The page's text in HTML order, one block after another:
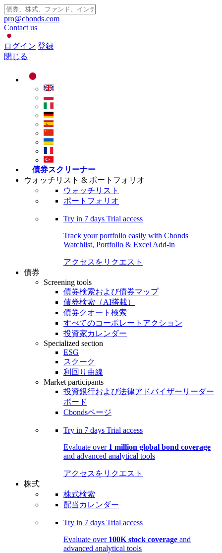
pro@cbonds.com
Contact us
ログイン 登録
閉じる
債券スクリーナー
ウォッチリスト & ポートフォリオ
ウォッチリスト
ポートフォリオ
Try in 7 days Trial access
Track your portfolio easily with Cbonds
Watchlist, Portfolio & Excel Add-in
アクセスをリクエスト
債券
Screening tools
債券検索および債券マップ
債券検索（AI搭載）
債券クオート検索
すべてのコーポレートアクション
投資家カレンダー
Specialized section
ESG
スクーク
利回り曲線
Market participants
投資銀行および法律アドバイザーリーダー
ボード
Cbondsページ
Try in 7 days Trial access
Evaluate over 1 million global bond coverage
and advanced analytical tools
アクセスをリクエスト
株式
株式検索
配当カレンダー
Try in 7 days Trial access
Evaluate over 100K stock coverage and
advanced analytical tools